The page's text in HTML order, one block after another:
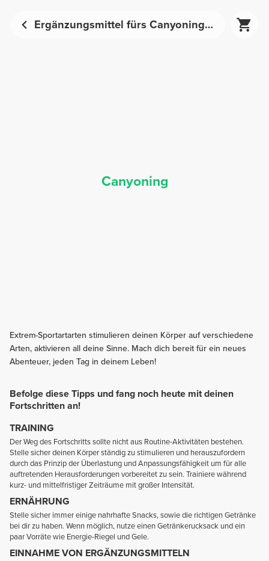
Ergänzungsmittel fürs Canyoning - Sporternährung | Prozis
Canyoning
Extrem-Sportartarten stimulieren deinen Körper auf verschiedene
Arten, aktivieren all deine Sinne. Mach dich bereit für ein neues
Abenteuer, jeden Tag in deinem Leben!
Befolge diese Tipps und fang noch heute mit deinen
Fortschritten an!
TRAINING
Der Weg des Fortschritts sollte nicht aus Routine-Aktivitäten bestehen.
Stelle sicher deinen Körper ständig zu stimulieren und herauszufordern
durch das Prinzip der Überlastung und Anpassungsfähigkeit um für alle
auftretenden Herausforderungen vorbereitet zu sein. Trainiere während
kurz- und mittelfristiger Zeiträume mit großer Intensität.
ERNÄHRUNG
Stelle sicher immer einige nahrhafte Snacks, sowie die richtigen Getränke
bei dir zu haben. Wenn möglich, nutze einen Getränkerucksack und ein
paar Vorräte wie Energie-Riegel und Gele.
EINNAHME VON ERGÄNZUNGSMITTELN